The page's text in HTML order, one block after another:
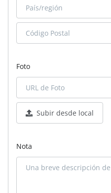
Foto
Subir desde local
Nota